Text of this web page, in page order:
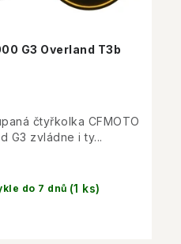
G3 Overland T3b
do 7 dnů (1 ks)
čtyřkolka CFMOTO
G3 zvládne i ty...